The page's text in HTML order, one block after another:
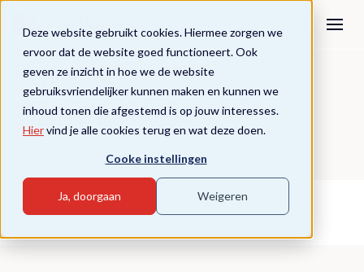
Deze website gebruikt cookies. Hiermee zorgen we
ervoor dat de website goed functioneert. Ook
geven ze inzicht in hoe we de website
gebruiksvriendelijker kunnen maken en kunnen we
inhoud tonen die afgestemd is op jouw interesses.
Hiervind je alle cookies terug en wat deze doen.
Cooke instellingen
Ja, doorgaan Weigeren
Repository
Groei start met kennis.